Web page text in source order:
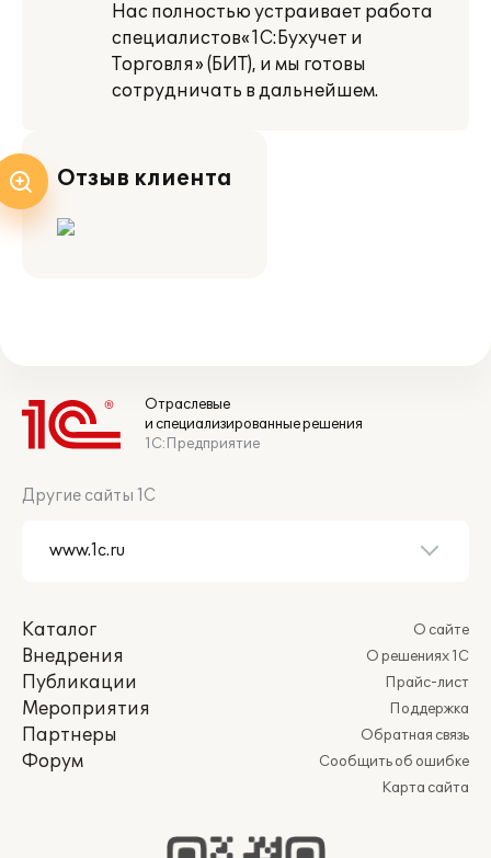
Нас полностью устраивает работа
специалистов«1С:Бухучет и
Торговля» (БИТ), и мы готовы
сотрудничать в дальнейшем.
Отзыв клиента
Отраслевые
и специализированные решения
1С:Предприятие
Другие сайты 1С
Каталог
Внедрения
Публикации
Мероприятия
Партнеры
Форум
О сайте
О решениях 1С
Прайс-лист
Поддержка
Обратная связь
Сообщить об ошибке
Карта сайта